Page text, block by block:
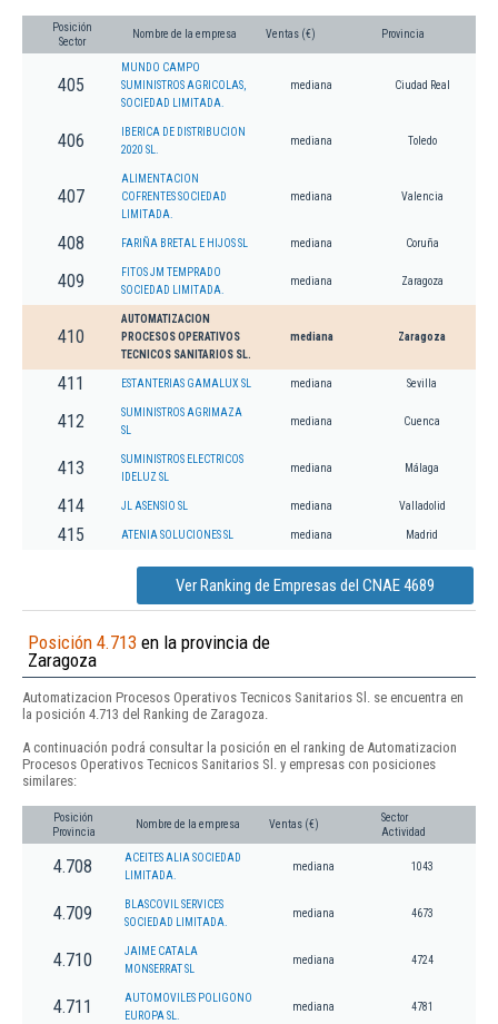
Posición
Sector
Nombre de la empresa Ventas (€) Provincia
405
MUNDO CAMPO
SUMINISTROS AGRICOLAS,
SOCIEDAD LIMITADA.
mediana Ciudad Real
406
IBERICA DE DISTRIBUCION
2020 SL.
mediana Toledo
407
ALIMENTACION
COFRENTES SOCIEDAD
LIMITADA.
mediana Valencia
408 FARIÑA BRETAL E HIJOS SL mediana Coruña
409
FITOS JM TEMPRADO
SOCIEDAD LIMITADA.
mediana Zaragoza
410
AUTOMATIZACION
PROCESOS OPERATIVOS
TECNICOS SANITARIOS SL.
mediana Zaragoza
411 ESTANTERIAS GAMALUX SL mediana Sevilla
412
SUMINISTROS AGRIMAZA
SL
mediana Cuenca
413
SUMINISTROS ELECTRICOS
IDELUZ SL
mediana Málaga
414 JL ASENSIO SL mediana Valladolid
415 ATENIA SOLUCIONES SL mediana Madrid
Ver Ranking de Empresas del CNAE 4689
Posición 4.713 en la provincia de
Zaragoza
Automatizacion Procesos Operativos Tecnicos Sanitarios Sl. se encuentra en
la posición 4.713 del Ranking de Zaragoza.
A continuación podrá consultar la posición en el ranking de Automatizacion
Procesos Operativos Tecnicos Sanitarios Sl. y empresas con posiciones
similares:
Posición
Provincia
Nombre de la empresa Ventas (€)
Sector
Actividad
4.708
ACEITES ALIA SOCIEDAD
LIMITADA.
mediana 1043
4.709
BLASCOVIL SERVICES
SOCIEDAD LIMITADA.
mediana 4673
4.710
JAIME CATALA
MONSERRAT SL
mediana 4724
4.711
AUTOMOVILES POLIGONO
EUROPA SL.
mediana 4781